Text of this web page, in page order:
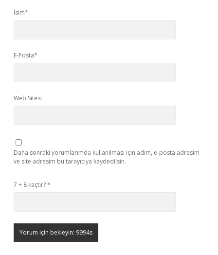
İsim*
E-Posta*
Web Sitesi
Daha sonraki yorumlarımda kullanılması için adım, e-posta adresim
ve site adresim bu tarayıcıya kaydedilsin.
7 + 8 kaçtır?*